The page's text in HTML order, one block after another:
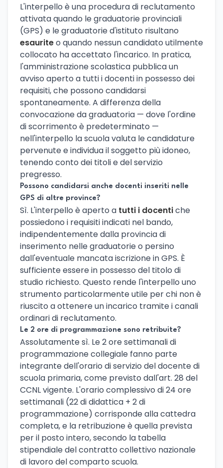
L'interpello è una procedura di reclutamento
attivata quando le graduatorie provinciali
(GPS) e le graduatorie d'istituto risultano
esauriteo quando nessun candidato utilmente
collocato ha accettato l'incarico. In pratica,
l'amministrazione scolastica pubblica un
avviso aperto a tutti i docenti in possesso dei
requisiti, che possono candidarsi
spontaneamente. A differenza della
convocazione da graduatoria — dove l'ordine
di scorrimento è predeterminato —
nell'interpello la scuola valuta le candidature
pervenute e individua il soggetto più idoneo,
tenendo conto dei titoli e del servizio
pregresso.
Possono candidarsi anche docenti inseriti nelle
GPS di altre province?
Sì. L'interpello è aperto a tutti i docentiche
possiedono i requisiti indicati nel bando,
indipendentemente dalla provincia di
inserimento nelle graduatorie o persino
dall'eventuale mancata iscrizione in GPS. È
sufficiente essere in possesso del titolo di
studio richiesto. Questo rende l'interpello uno
strumento particolarmente utile per chi non è
riuscito a ottenere un incarico tramite i canali
ordinari di reclutamento.
Le 2 ore di programmazione sono retribuite?
Assolutamente sì. Le 2 ore settimanali di
programmazione collegiale fanno parte
integrante dell'orario di servizio del docente di
scuola primaria, come previsto dall'art. 28 del
CCNL vigente. L'orario complessivo di 24 ore
settimanali (22 di didattica + 2 di
programmazione) corrisponde alla cattedra
completa, e la retribuzione è quella prevista
per il posto intero, secondo la tabella
stipendiale del contratto collettivo nazionale
di lavoro del comparto scuola.